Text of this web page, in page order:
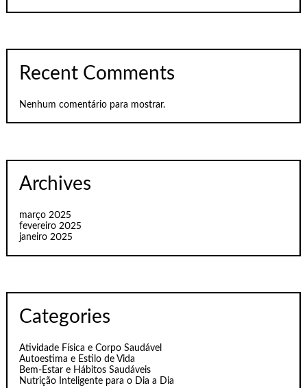
Recent Comments
Nenhum comentário para mostrar.
Archives
março 2025
fevereiro 2025
janeiro 2025
Categories
Atividade Física e Corpo Saudável
Autoestima e Estilo de Vida
Bem-Estar e Hábitos Saudáveis
Nutrição Inteligente para o Dia a Dia